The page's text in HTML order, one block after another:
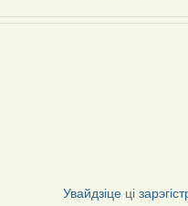
Увайдзіце ці